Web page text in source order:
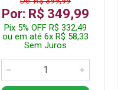
Por: R$ 349,99
Pix 5% OFF R$ 332,49
ou em até 6x R$ 58,33
Sem Juros